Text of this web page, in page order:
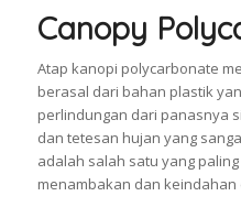
Canopy
Atap kanopi polycarbonate
berasal dari bahan plastik
perlindungan dari panasnya
dan tetesan hujan yang
adalah salah satu yang
menambakan dan